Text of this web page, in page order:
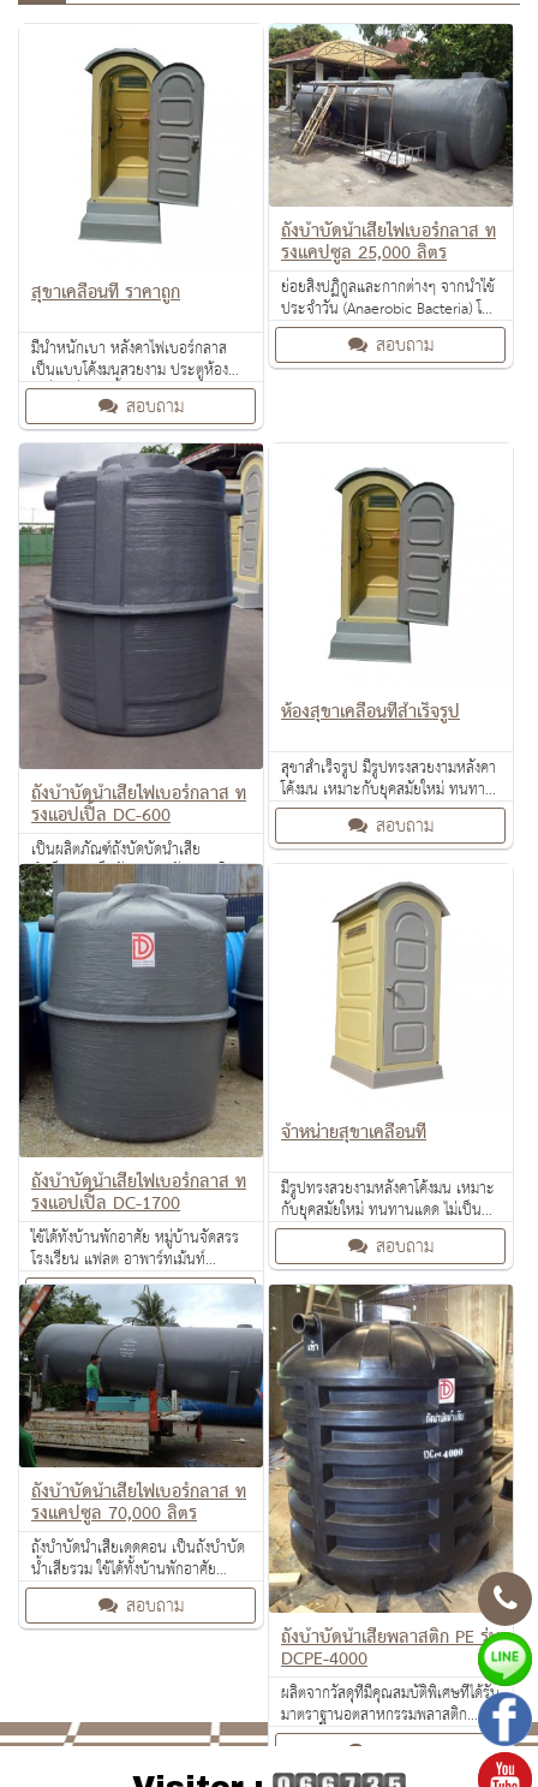
สุขาเคลื่อนที่ ราคาถูก
มีน้ำหนักเบา หลังคาไฟเบอร์กลาส
เป็นแบบโค้งมนสวยงาม ประตูห้องน้ำ
เคลื่อนที่เรียบทั้งด้านในและด้านนอก
สอบถาม
ถังบำบัดน้ำเสียไฟเบอร์กลาส ท
รงแคปซูล 25,000 ลิตร
ย่อยสิ่งปฏิกูลและกากต่างๆ จากน้ำใช้
ประจำวัน (Anaerobic Bacteria) โดย
ไม่มีการใช้สารเคมีใดๆ จึงไม่มีผลกระ
ทบต่อสภาวะแวลล้อมสอบถาม
ถังบำบัดน้ำเสียไฟเบอร์กลาส ท
รงแอปเปิ้ล DC-600
เป็นผลิตภัณฑ์ถังบัดบัดน้ำเสีย
สำเร็จรูป หรือถังเกรอะ ถังกรอง โดย
อาศัยจุลินทรีย์ในการย่อยสลาย แบบ
ไม่ใช้อ๊อกซิเจน สอบถาม
ห้องสุขาเคลื่อนที่สำเร็จรูป
สุขาสำเร็จรูป มีรูปทรงสวยงามหลังคา
โค้งมน เหมาะกับยุคสมัยใหม่ ทนทาน
แดด ไม่เป็นสนิม สำหรับทุกงาน
สอบถาม
ถังบำบัดน้ำเสียไฟเบอร์กลาส ท
รงแอปเปิ้ล DC-1700
ใช้ได้ทั้งบ้านพักอาศัย หมู่บ้านจัดสรร
โรงเรียน แฟลต อาพาร์ทเม้นท์
สำนักงาน โรงงาน มีขนาดต่างๆ ให้
เลือกใช้ตามจำนวนของผู้ใช้
สอบถาม
จำหน่ายสุขาเคลื่อนที่
มีรูปทรงสวยงามหลังคาโค้งมน เหมาะ
กับยุคสมัยใหม่ ทนทานแดด ไม่เป็น
สนิม สำหรับทุกงานเทศกาล
สอบถาม
ถังบำบัดน้ำเสียไฟเบอร์กลาส ท
รงแคปซูล 70,000 ลิตร
ถังบำบัดน้ำเสียเดดคอน เป็นถังบำบัด
น้ำเสียรวม ใช้ได้ทั้งบ้านพักอาศัย
หมู่บ้านจัดสรร โรงเรียน แฟลต อา
พาร์ทเม้นท์ สำนักงาน โรงงาน
สอบถาม
ถังบำบัดน้ำเสียพลาสติก PE รุ่น
DCPE-4000
ผลิตจากวัสดุที่มีคุณสมบัติพิเศษที่ได้รับ
มาตราฐานอตสาหกรรมพลาสติก
Linear low Density Poltethylene
สอบถาม